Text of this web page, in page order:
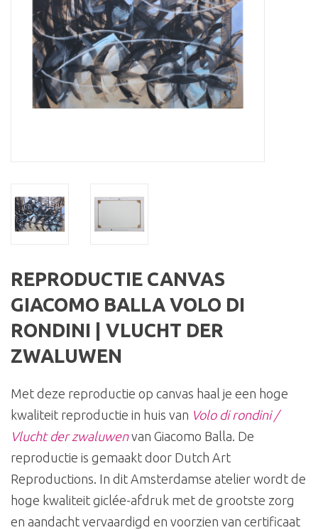
REPRODUCTIE CANVAS
GIACOMO BALLA VOLO DI
RONDINI | VLUCHT DER
ZWALUWEN
Met deze reproductie op canvas haal je een hoge
kwaliteit reproductie in huis van Volo di rondini /
Vlucht der zwaluwenvan Giacomo Balla. De
reproductie is gemaakt door Dutch Art
Reproductions. In dit Amsterdamse atelier wordt de
hoge kwaliteit giclée-afdruk met de grootste zorg
en aandacht vervaardigd en voorzien van certificaat